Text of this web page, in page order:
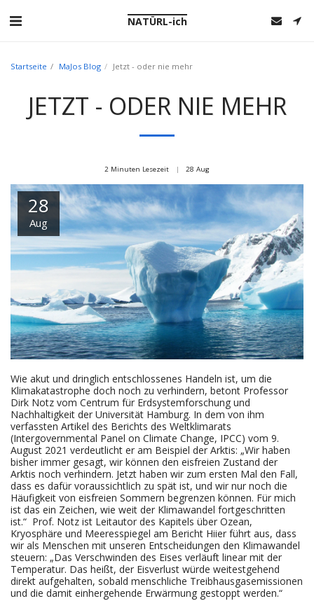
NATÜRL-ich
Startseite MaJos Blog Jetzt - oder nie mehr
JETZT - ODER NIE MEHR
2 Minuten Lesezeit 28Aug
28
Aug
Wie akut und dringlich entschlossenes Handeln ist, um die
Klimakatastrophe doch noch zu verhindern, betont Professor
Dirk Notz vom Centrum für Erdsystemforschung und
Nachhaltigkeit der Universität Hamburg. In dem von ihm
verfassten Artikel des Berichts des Weltklimarats
(Intergovernmental Panel on Climate Change, IPCC) vom 9.
August 2021 verdeutlicht er am Beispiel der Arktis: „Wir haben
bisher immer gesagt, wir können den eisfreien Zustand der
Arktis noch verhindern. Jetzt haben wir zum ersten Mal den Fall,
dass es dafür voraussichtlich zu spät ist, und wir nur noch die
Häufigkeit von eisfreien Sommern begrenzen können. Für mich
ist das ein Zeichen, wie weit der Klimawandel fortgeschritten
ist.“ Prof. Notz ist Leitautor des Kapitels über Ozean,
Kryosphäre und Meeresspiegel am Bericht Hiier führt aus, dass
wir als Menschen mit unseren Entscheidungen den Klimawandel
steuern: „Das Verschwinden des Eises verläuft linear mit der
Temperatur. Das heißt, der Eisverlust würde weitestgehend
direkt aufgehalten, sobald menschliche Treibhausgasemissionen
und die damit einhergehende Erwärmung gestoppt werden.“